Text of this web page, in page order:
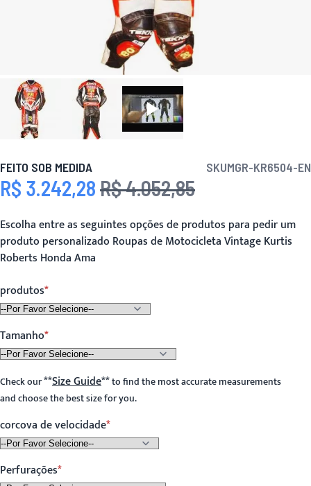
FEITO SOB MEDIDA SKUMGR-KR6504-EN
Preço Especial
R$ 3.242,28 Preço
R$ 4.052,85
Escolha entre as seguintes opções de produtos para pedir um
produto personalizado Roupas de Motocicleta Vintage Kurtis
Roberts Honda Ama
produtos
Tamanho
Check our**Size Guide**to find the most accurate measurements
and choose the best size for you.
corcova de velocidade
Perfurações